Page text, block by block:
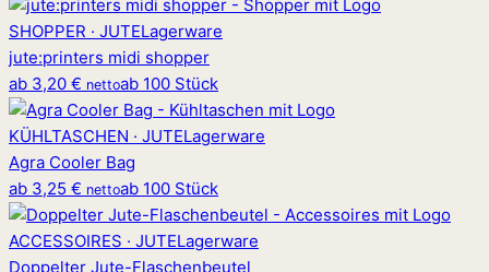
SHOPPER · JUTELagerware
jute:printers midi shopper
ab 3,20 € nettoab 100 Stück
KÜHLTASCHEN · JUTELagerware
Agra Cooler Bag
ab 3,25 € nettoab 100 Stück
ACCESSOIRES · JUTELagerware
Doppelter Jute-Flaschenbeutel